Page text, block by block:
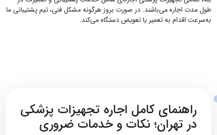
طول مدت اجاره می‌باشند. در صورت بروز هرگونه مشکل فنی، تیم پشتیبانی ما
به‌سرعت اقدام به تعمیر یا تعویض دستگاه می‌کند.
راهنمای کامل اجاره تجهیزات پزشکی
در تهران؛ نکات و خدمات ضروری